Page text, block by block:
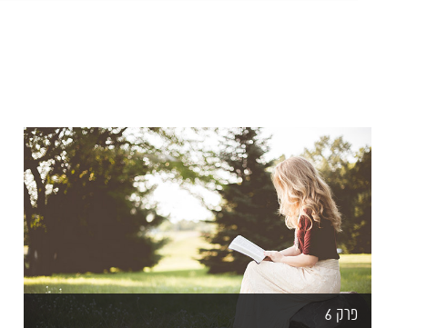
פרק 6